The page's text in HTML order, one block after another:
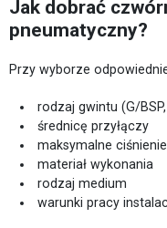
Jak dobrać
pneumatyczny?
Przy wyborze
rodzaj gwintu (G/
średnicę przyłączy
maksymalne
materiał wykonania
rodzaj medium
warunki pracy